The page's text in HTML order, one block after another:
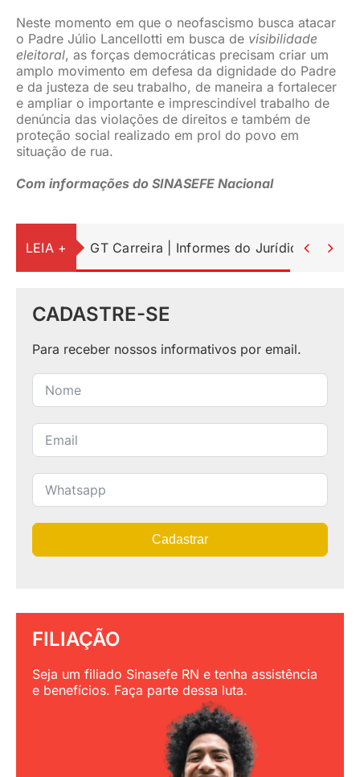
Neste momento em que o neofascismo busca atacar
o Padre Júlio Lancellotti em busca de visibilidade
eleitoral, as forças democráticas precisam criar um
amplo movimento em defesa da dignidade do Padre
e da justeza de seu trabalho, de maneira a fortalecer
e ampliar o importante e imprescindível trabalho de
denúncia das violações de direitos e também de
proteção social realizado em prol do povo em
situação de rua.
Com informações do SINASEFE Nacional
LEIA + GT Carreira | Informes do Jurídico 
CADASTRE-SE
Para receber nossos informativos por email.
Cadastrar
FILIAÇÃO
Seja um filiado Sinasefe RN e tenha assistência
e benefícios. Faça parte dessa luta.